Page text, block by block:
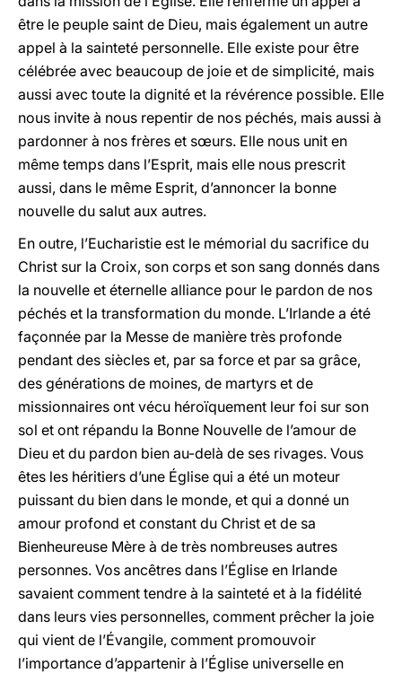
être le peuple saint de Dieu, mais également un autre
appel à la sainteté personnelle. Elle existe pour être
célébrée avec beaucoup de joie et de simplicité, mais
aussi avec toute la dignité et la révérence possible. Elle
nous invite à nous repentir de nos péchés, mais aussi à
pardonner à nos frères et sœurs. Elle nous unit en
même temps dans l’Esprit, mais elle nous prescrit
aussi, dans le même Esprit, d’annoncer la bonne
nouvelle du salut aux autres.
En outre, l’Eucharistie est le mémorial du sacrifice du
Christ sur la Croix, son corps et son sang donnés dans
la nouvelle et éternelle alliance pour le pardon de nos
péchés et la transformation du monde. L’Irlande a été
façonnée par la Messe de manière très profonde
pendant des siècles et, par sa force et par sa grâce,
des générations de moines, de martyrs et de
missionnaires ont vécu héroïquement leur foi sur son
sol et ont répandu la Bonne Nouvelle de l’amour de
Dieu et du pardon bien au-delà de ses rivages. Vous
êtes les héritiers d’une Église qui a été un moteur
puissant du bien dans le monde, et qui a donné un
amour profond et constant du Christ et de sa
Bienheureuse Mère à de très nombreuses autres
personnes. Vos ancêtres dans l’Église en Irlande
savaient comment tendre à la sainteté et à la fidélité
dans leurs vies personnelles, comment prêcher la joie
qui vient de l’Évangile, comment promouvoir
l’importance d’appartenir à l’Église universelle en